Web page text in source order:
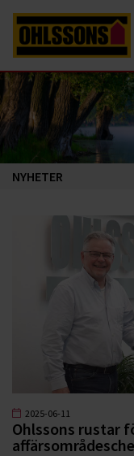
NYHETER
2025-06-11
Ohlssons rustar